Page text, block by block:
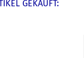
GEKAUFT: